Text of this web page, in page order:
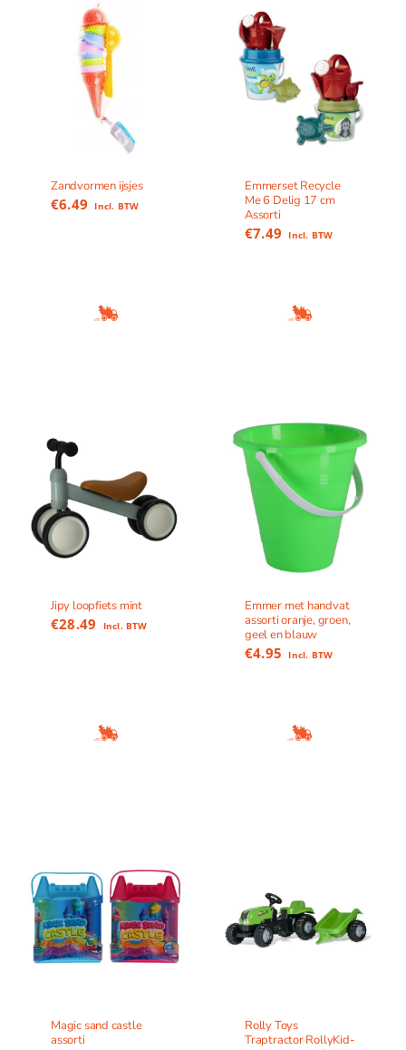
Zandvormen ijsjes
€6.49 Incl. BTW
Emmerset Recycle
Me 6 Delig 17 cm
Assorti
€7.49 Incl. BTW
Jipy loopfiets mint
€28.49 Incl. BTW
Emmer met handvat
assorti oranje, groen,
geel en blauw
€4.95 Incl. BTW
Magic sand castle
assorti
Rolly Toys
Traptractor RollyKid-